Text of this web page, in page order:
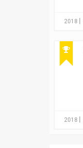
2018
2018